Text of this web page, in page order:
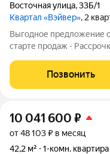
Восточная улица,33Б/1
Квартал «Вэйвер», 2
Выгодное предложение
старте продаж - Рассрочка от 50 000
1-комнатной квартиры в
Девелоперской
Позвонить
10 041 600 ₽
от 48 103 ₽ в месяц
42,2 м²
1-комн. квартира